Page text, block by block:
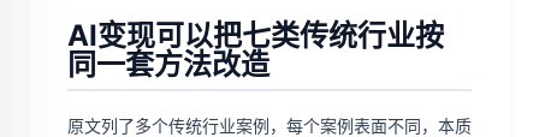
AI变现可以把七类传统行业按
同一套方法改造
原文列了多个传统行业案例，每个案例表面不同，本质